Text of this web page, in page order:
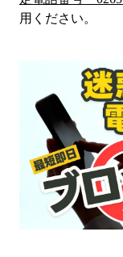
用ください。